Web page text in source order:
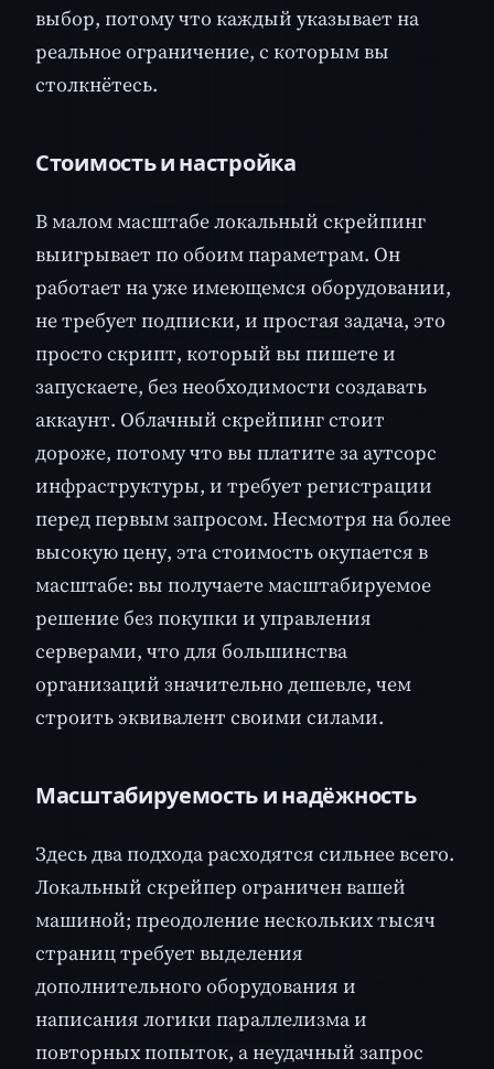
выбор, потому что каждый указывает на
реальное ограничение, с которым вы
столкнётесь.
Стоимость и настройка
В малом масштабе локальный скрейпинг
выигрывает по обоим параметрам. Он
работает на уже имеющемся оборудовании,
не требует подписки, и простая задача, это
просто скрипт, который вы пишете и
запускаете, без необходимости создавать
аккаунт. Облачный скрейпинг стоит
дороже, потому что вы платите за аутсорс
инфраструктуры, и требует регистрации
перед первым запросом. Несмотря на более
высокую цену, эта стоимость окупается в
масштабе: вы получаете масштабируемое
решение без покупки и управления
серверами, что для большинства
организаций значительно дешевле, чем
строить эквивалент своими силами.
Масштабируемость и надёжность
Здесь два подхода расходятся сильнее всего.
Локальный скрейпер ограничен вашей
машиной; преодоление нескольких тысяч
страниц требует выделения
дополнительного оборудования и
написания логики параллелизма и
повторных попыток, а неудачный запрос